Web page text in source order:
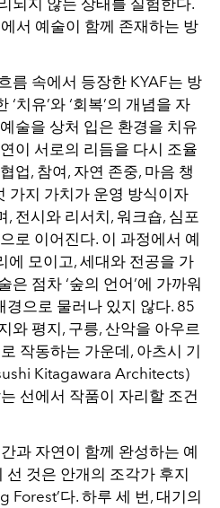
서 예술이 함께 존재하는 방
름 속에서 등장한 KYAF는 방
치유’와 ‘회복’의 개념을 자
술을 상처 입은 환경을 치유
이 서로의 리듬을 다시 조율
업, 참여, 자연 존중, 마음 챙
가지 가치가 운영 방식이자
전시와 리서치, 워크숍, 심포
로 이어진다. 이 과정에서 예
에 모이고, 세대와 전공을 가
은 점차 ‘숲의 언어’에 가까워
경으로 물러나 있지 않다. 85
와 평지, 구릉, 산악을 아우르
작동하는 가운데, 아츠시 기
Kitagawara Architects)
선에서 작품이 자리할 조건
과 자연이 함께 완성하는 예
선 것은 안개의 조각가 후지
Forest’다. 하루 세 번, 대기의